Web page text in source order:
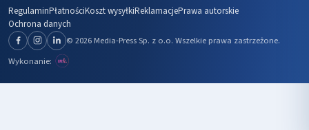
RegulaminPłatnościKoszt wysyłkiReklamacjePrawa autorskie
Ochrona danych
© 2026 Media-Press Sp. z o.o. Wszelkie prawa zastrzeżone.
Wykonanie: